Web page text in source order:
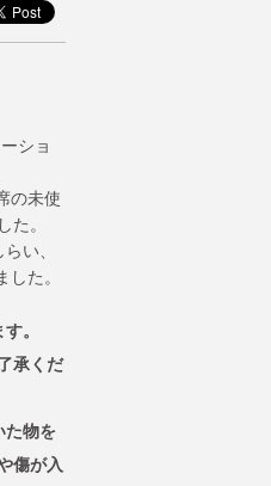
ショ
の未使
た。
い、
た。
す。
承くだ
た物を
傷が入